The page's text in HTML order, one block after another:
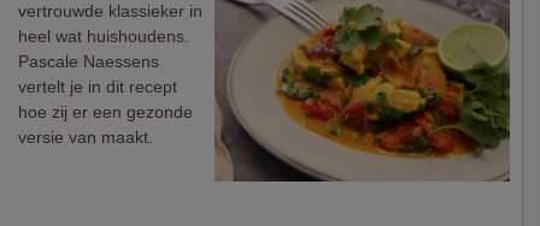
vertrouwde klassieker in
heel wat huishoudens.
Pascale Naessens
vertelt je in dit recept
hoe zij er een gezonde
versie van maakt.